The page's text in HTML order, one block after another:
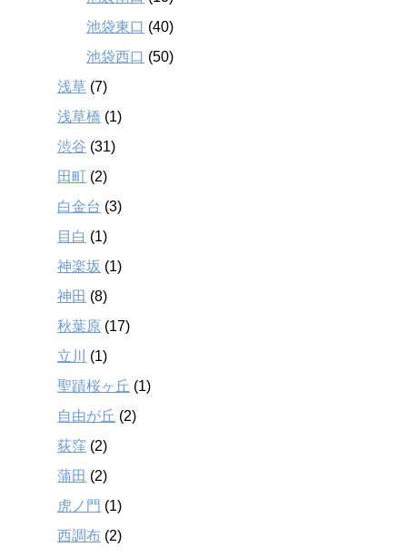
池袋東口 (40)
池袋西口 (50)
浅草 (7)
浅草橋 (1)
渋谷 (31)
田町 (2)
白金台 (3)
目白 (1)
神楽坂 (1)
神田 (8)
秋葉原 (17)
立川
(1)
聖蹟桜ヶ丘 (1)
自由が丘 (2)
荻窪 (2)
蒲田 (2)
虎ノ門 (1)
西調布 (2)